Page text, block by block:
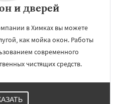
и дверей
в Химках вы можете
как мойка окон. Работы
современного
чистящих средств.